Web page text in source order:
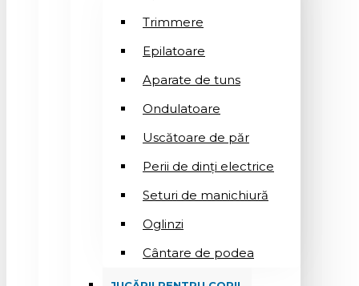
Trimmere
Epilatoare
Aparate de tuns
Ondulatoare
Uscătoare de păr
Perii de dinți electrice
Seturi de manichiură
Oglinzi
Cântare de podea